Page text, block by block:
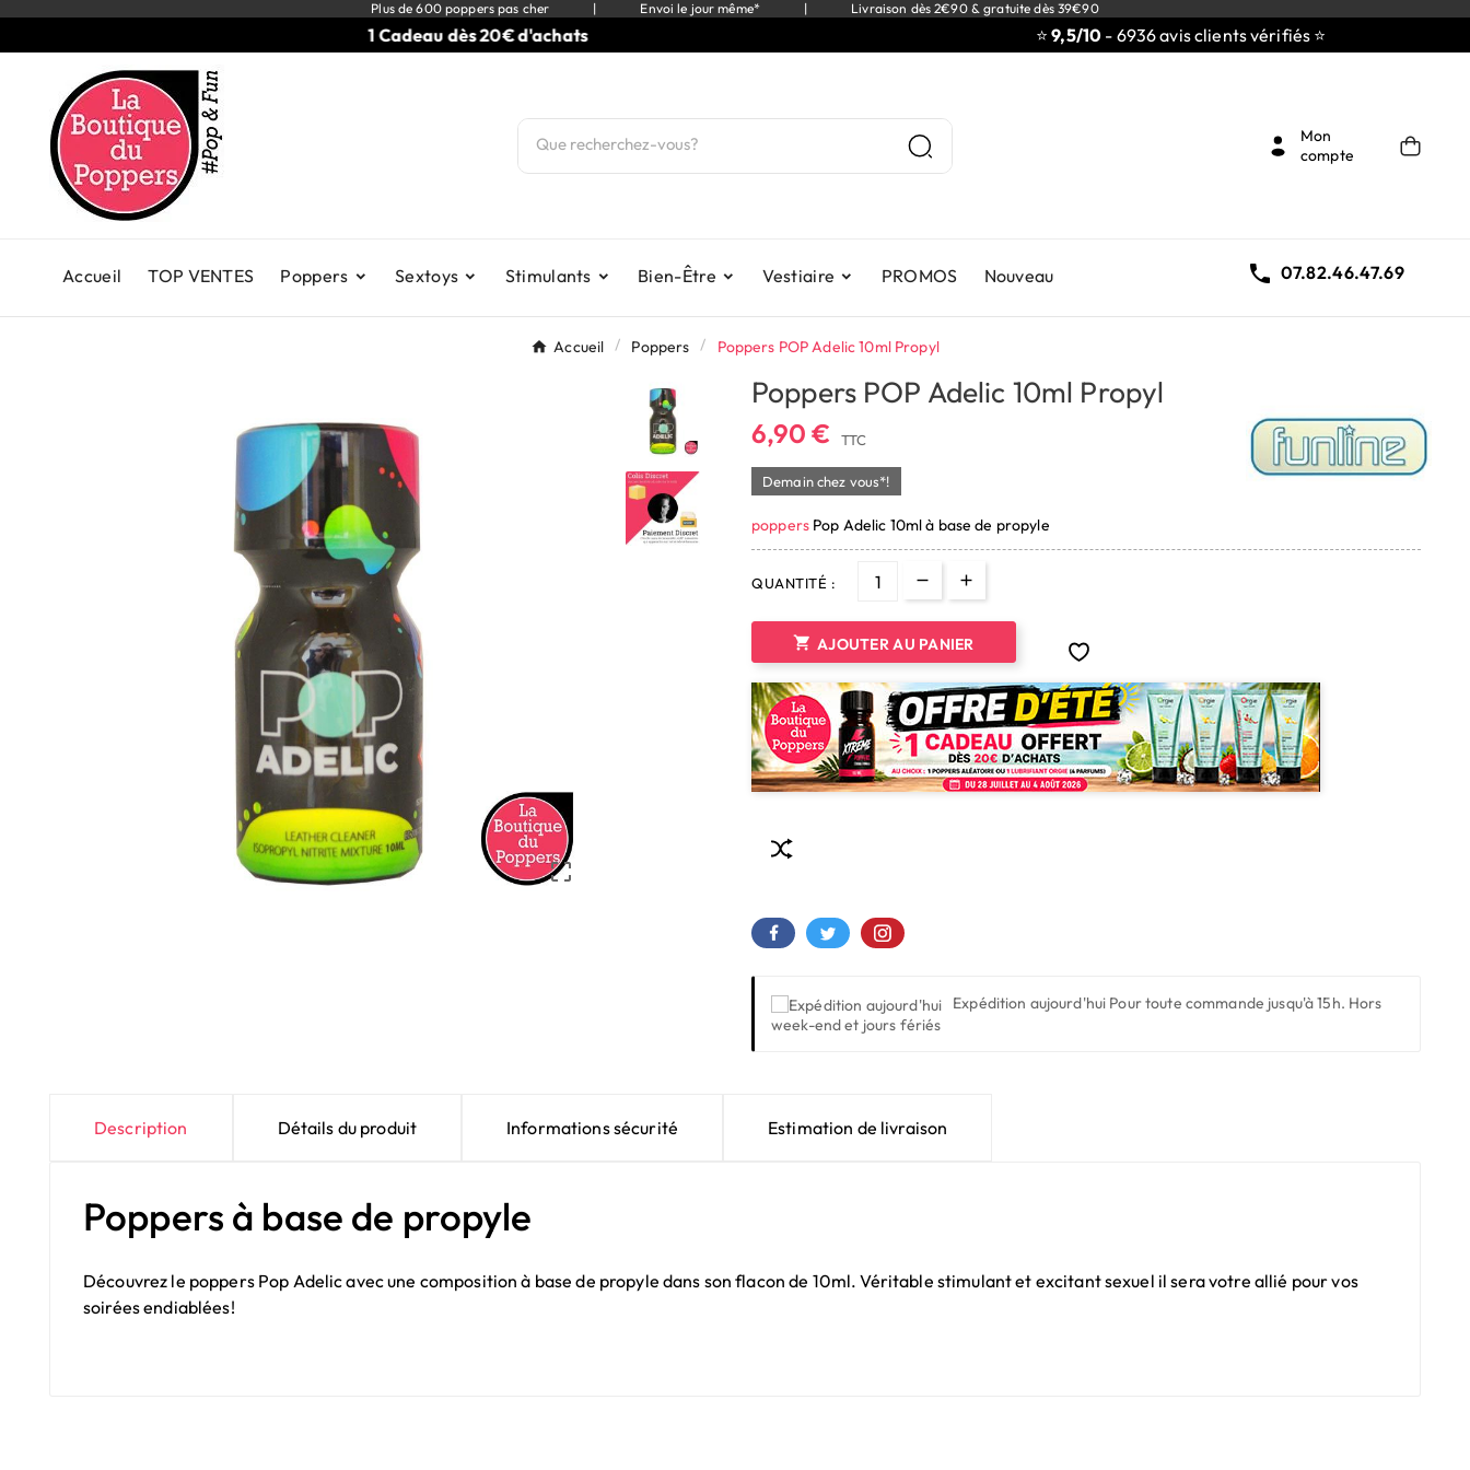
Plus de 600 poppers pas cher | Envoi le jour même* | Livraison dès 2€90 & gratuite dès 39€90
1 Cadeau dès 20€ d'achats 9,5/10- 6936 avis clients vérifiés ⭐
Mon
compte
Accueil TOP VENTES Poppers Sextoys Stimulants Bien-Être Vestiaire PROMOS Nouveau  07.82.46.47.69
Accueil Poppers Poppers POP Adelic 10ml Propyl

Poppers POP Adelic 10ml Propyl
6,90 € TTC
Demain chez vous*!
poppersPop Adelic 10ml à base de propyle
QUANTITÉ :
 AJOUTER AU PANIER
Expédition aujourd'hui Pour toute commande jusqu'à 15h. Hors
week-end et jours fériés
Description Détails du produit Informations sécurité Estimation de livraison
Poppers à base de propyle
Découvrez le poppers Pop Adelic avec une composition à base de propyle dans son flacon de 10ml. Véritable stimulant et excitant sexuel il sera votre allié pour vos
soirées endiablées!